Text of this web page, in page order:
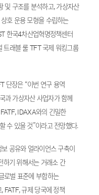
및 구조를 분석하고, 가상자산
호 운용 모형을 수립하는
한국4차산업혁명정책센터
트래블 룰 TFT 국제 워킹그룹
단장은 “이번 연구 용역
과 가상자산 사업자가 함께
IDAXA와의 긴밀한
수 있을 것”이라고 전망했다.
공유와 얼라이언스 구축이
하기 위해서는 거래소 간
로벌 표준에 부합하는
FATF, 규제 당국에 정책